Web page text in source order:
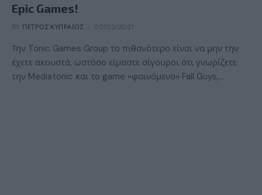
Epic Games!
BY ΠΈΤΡΟΣ ΚΥΠΡΑΊΟΣ 05/03/2021
Την Tonic Games Group το πιθανότερο είναι να μην την
έχετε ακουστά, ωστόσο είμαστε σίγουροι ότι γνωρίζετε
την Mediatonic και το game «φαινόμενο» Fall Guys,…